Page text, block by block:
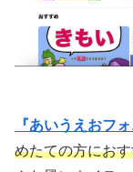
『あいうえおフ
めたての方にお